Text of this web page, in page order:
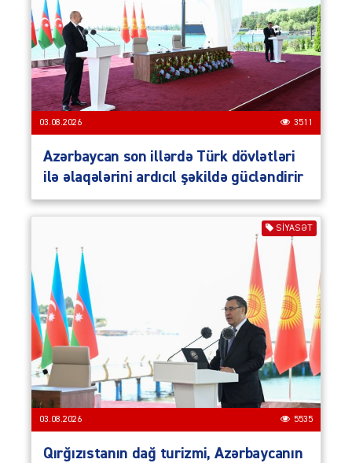
03.08.2026 3511
Azərbaycan son illərdə Türk dövlətləri
ilə əlaqələrini ardıcıl şəkildə gücləndirir
SIYASƏT
03.08.2026 5535
Qırğızıstanın dağ turizmi, Azərbaycanın